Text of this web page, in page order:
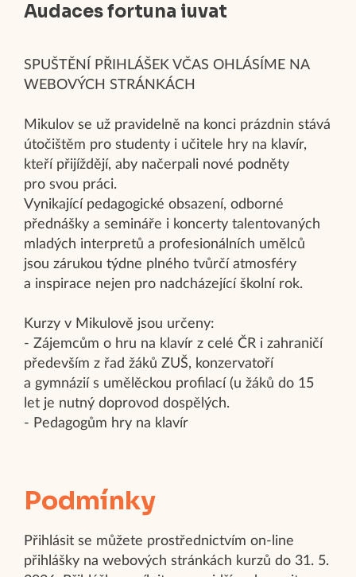
Audaces fortuna iuvat
SPUŠTĚNÍ PŘIHLÁŠEK VČAS OHLÁSÍME NA
WEBOVÝCH STRÁNKÁCH
Mikulov se už pravidelně na konci prázdnin stává
útočištěm pro studenty i učitele hry na klavír,
kteří přijíždějí, aby načerpali nové podněty
pro svou práci.
Vynikající pedagogické obsazení, odborné
přednášky a semináře i koncerty talentovaných
mladých interpretů a profesionálních umělců
jsou zárukou týdne plného tvůrčí atmosféry
a inspirace nejen pro nadcházející školní rok.
Kurzy v Mikulově jsou určeny:
- Zájemcům o hru na klavír z celé ČR i zahraničí
především z řad žáků ZUŠ, konzervatoří
a gymnázií s umělěckou profilací (u žáků do 15
let je nutný doprovod dospělých.
- Pedagogům hry na klavír
Podmínky
Přihlásit se můžete prostřednictvím on-line
přihlášky na webových stránkách kurzů do 31. 5.